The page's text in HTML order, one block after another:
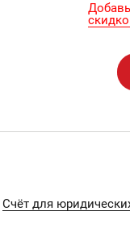
Счёт для